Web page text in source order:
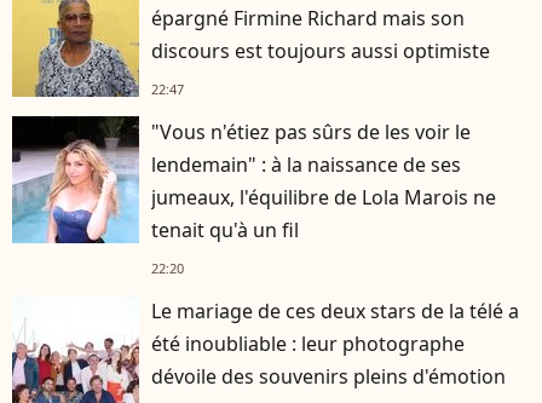
épargné Firmine Richard mais son
discours est toujours aussi optimiste
22:47
"Vous n'étiez pas sûrs de les voir le
lendemain" : à la naissance de ses
jumeaux, l'équilibre de Lola Marois ne
tenait qu'à un fil
22:20
Le mariage de ces deux stars de la télé a
été inoubliable : leur photographe
dévoile des souvenirs pleins d'émotion